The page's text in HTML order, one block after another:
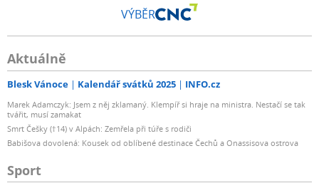
VÝBĚR
Aktuálně
Blesk Vánoce Kalendář svátků 2025 INFO.cz
Marek Adamczyk: Jsem z něj zklamaný. Klempíř si hraje na ministra. Nestačí se tak
tvářit, musí zamakat
Smrt Češky (†14) v Alpách: Zemřela při túře s rodiči
Babišova dovolená: Kousek od oblíbené destinace Čechů a Onassisova ostrova
Sport